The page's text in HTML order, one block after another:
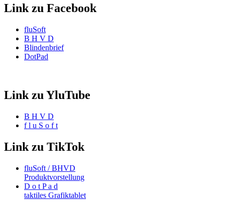
Link zu Facebook
fluSoft
B H V D
Blindenbrief
DotPad
Link zu YluTube
B H V D
f l u S o f t
Link zu TikTok
fluSoft / BHVD
Produktvorstellung
D o t P a d
taktiles Grafiktablet